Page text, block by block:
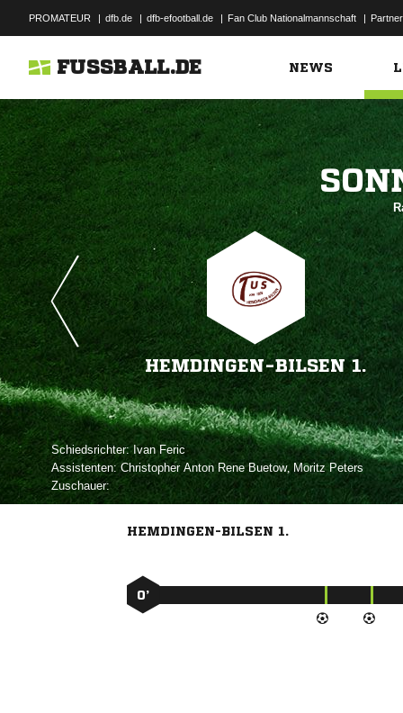
PROMATEUR | dfb.de | dfb-efootball.de | Fan Club Nationalmannschaft | Partner
FUSSBALL.DE NEWS
HEMDINGEN-BILSEN 1.
Schiedsrichter: 
Assistenten:   ,  
Zuschauer:
HEMDINGEN-BILSEN 1.
0’